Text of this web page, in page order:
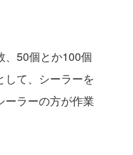
、50個とか100個
して、シーラーを
ーラーの方が作業